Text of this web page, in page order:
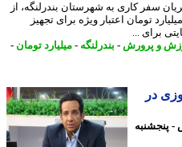
کاری به شهرستان بندرلنگه، از
تومان اعتبار ویژه برای تجهیز
...
پرورش-بندرلنگه -میلیارد تومان-
در